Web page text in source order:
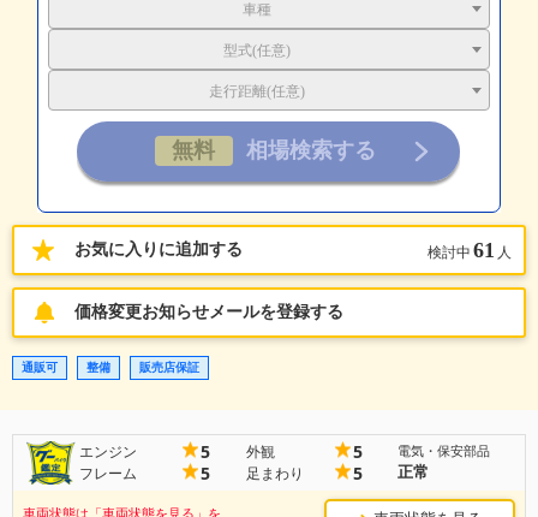
車種
型式(任意)
走行距離(任意)
お気に入りに追加する 検討中 61 人
価格変更お知らせメールを登録する
通販可 整備 販売店保証
エンジン 5 外観 5
フレーム 5 足まわり 5
電気・保安部品
正常
車両状態は「車両状態を見る」を